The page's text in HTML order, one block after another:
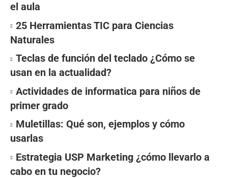
el aula
25 Herramientas TIC para Ciencias
Naturales
Teclas de función del teclado ¿Cómo se
usan en la actualidad?
Actividades de informatica para niños de
primer grado
Muletillas: Qué son, ejemplos y cómo
usarlas
Estrategia USP Marketing ¿cómo llevarlo a
cabo en tu negocio?